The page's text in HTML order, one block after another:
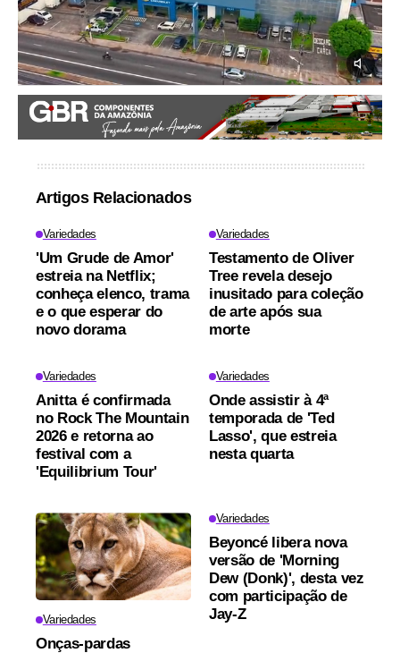
Artigos Relacionados
Variedades
'Um Grude de Amor'
estreia na Netflix;
conheça elenco, trama
e o que esperar do
novo dorama
Variedades
Testamento de Oliver
Tree revela desejo
inusitado para coleção
de arte após sua
morte
Variedades
Anitta é confirmada
no Rock The Mountain
2026 e retorna ao
festival com a
'Equilibrium Tour'
Variedades
Onde assistir à 4ª
temporada de 'Ted
Lasso', que estreia
nesta quarta
Variedades
Onças-pardas
Variedades
Beyoncé libera nova
versão de 'Morning
Dew (Donk)', desta vez
com participação de
Jay-Z